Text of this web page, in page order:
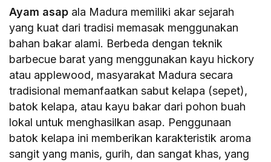
Ayam asap ala Madura memiliki akar sejarah
yang kuat dari tradisi memasak menggunakan
bahan bakar alami. Berbeda dengan teknik
barbecue barat yang menggunakan kayu hickory
atau applewood, masyarakat Madura secara
tradisional memanfaatkan sabut kelapa (sepet),
batok kelapa, atau kayu bakar dari pohon buah
lokal untuk menghasilkan asap. Penggunaan
batok kelapa ini memberikan karakteristik aroma
sangit yang manis, gurih, dan sangat khas, yang